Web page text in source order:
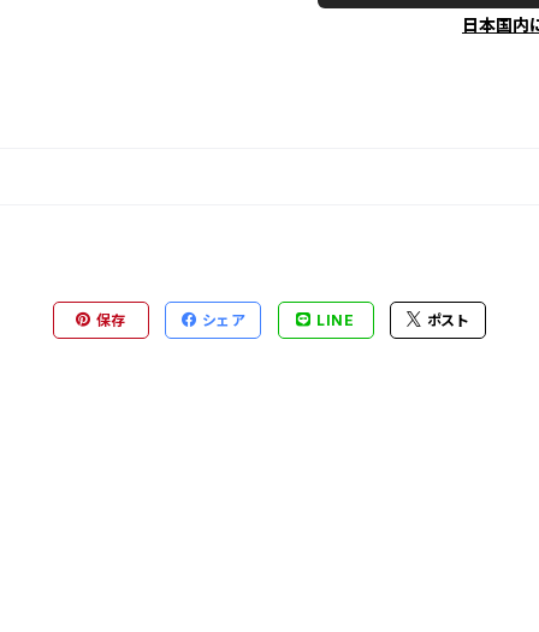
日本国内
保存 シェア LINE ポスト